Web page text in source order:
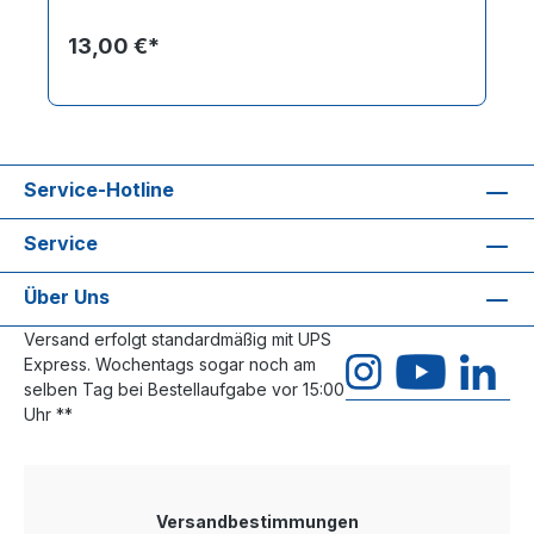
13,00 €*
Service-Hotline
Service
Über Uns
Versand erfolgt standardmäßig mit UPS
Express. Wochentags sogar noch am
selben Tag bei Bestellaufgabe vor 15:00
Uhr **
Versandbestimmungen